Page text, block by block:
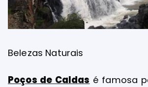
Belezas Naturais
Poços de Caldas é famosa